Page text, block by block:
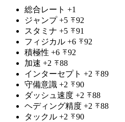
総合レート +1
ジャンプ+5
92
スタミナ +5
91
フィジカル +6
92
積極性 +6
92
加速 +2
88
インターセプト +2
89
守備意識 +2
90
ダッシュ速度 +2
88
ヘディング精度 +2
88
タックル +2
90